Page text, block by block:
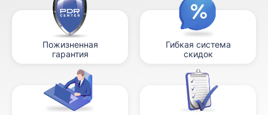
Пожизненная
гарантия
Гибкая система
скидок